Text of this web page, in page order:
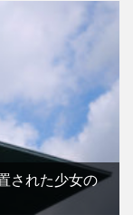
された少女の